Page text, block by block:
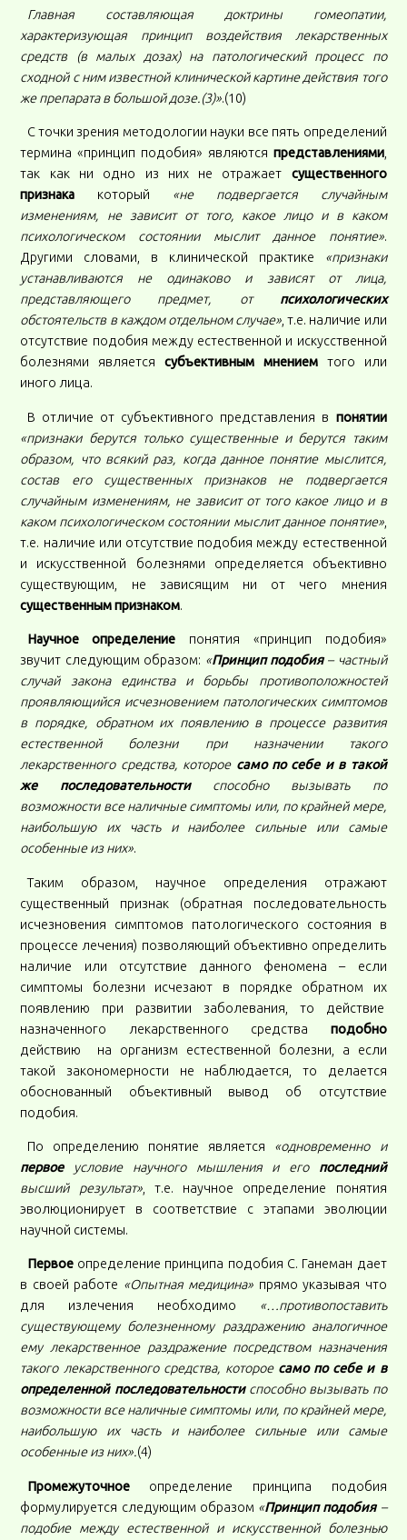
Главная составляющая доктрины гомеопатии,
характеризующая принцип воздействия лекарственных
средств (в малых дозах) на патологический процесс по
сходной с ним известной клинической картине действия того
же препарата в большой дозе.(3)».(10)
С точки зрения методологии науки все пять определений
термина «принцип подобия» являются представлениями,
так как ни одно из них не отражает существенного
признака который «не подвергается случайным
изменениям, не зависит от того, какое лицо и в каком
психологическом состоянии мыслит данное понятие».
Другими словами, в клинической практике «признаки
устанавливаются не одинаково и зависят от лица,
представляющего предмет, от психологических
обстоятельств в каждом отдельном случае», т.е. наличие или
отсутствие подобия между естественной и искусственной
болезнями являетсясубъективным мнениемтого или
иного лица.
В отличие от субъективного представления в понятии
«признаки берутся только существенные и берутся таким
образом, что всякий раз, когда данное понятие мыслится,
состав его существенных признаков не подвергается
случайным изменениям, не зависит от того какое лицо и в
каком психологическом состоянии мыслит данное понятие»,
т.е. наличие или отсутствие подобия между естественной
и искусственной болезнями определяется объективно
существующим, не зависящим ни от чего мнения
существенным признаком.
Научное определение понятия «принцип подобия»
звучит следующим образом: «Принцип подобия– частный
случай закона единства и борьбы противоположностей
проявляющийся исчезновением патологических симптомов
в порядке, обратном их появлению в процессе развития
естественной болезни при назначении такого
лекарственного средства, которое само по себе и в такой
же последовательностиспособно вызывать по
возможности все наличные симптомы или, по крайней мере,
наибольшую их часть и наиболее сильные или самые
особенные из них».
Таким образом, научное определения отражают
существенный признак (обратная последовательность
исчезновения симптомов патологического состояния в
процессе лечения) позволяющий объективно определить
наличие или отсутствие данного феномена – если
симптомы болезни исчезают в порядке обратном их
появлению при развитии заболевания, то действие
назначенного лекарственного средства подобно
действию на организм естественной болезни, а если
такой закономерности не наблюдается, то делается
обоснованный объективный вывод об отсутствие
подобия.
По определению понятие является «одновременно и
первоеусловие научного мышления и его последний
высший результат», т.е. научное определение понятия
эволюционирует в соответствие с этапами эволюции
научной системы.
Первоеопределение принципа подобия С. Ганеман дает
в своей работе «Опытная медицина» прямо указывая что
для излечения необходимо «…противопоставить
существующему болезненному раздражению аналогичное
ему лекарственное раздражение посредством назначения
такого лекарственного средства, которое само по себе и в
определенной последовательностиспособно вызывать по
возможности все наличные симптомы или, по крайней мере,
наибольшую их часть и наиболее сильные или самые
особенные из них».(4)
Промежуточноеопределение принципа подобия
формулируется следующим образом «Принцип подобия–
подобие между естественной и искусственной болезнью